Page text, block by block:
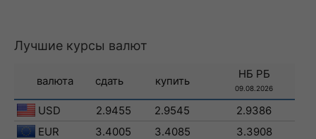
Лучшие курсы валют
валюта сдать купить
НБ РБ
09.08.2026
USD 2.9455 2.9545
2.9386
EUR
3.4005 3.4085
3.3908